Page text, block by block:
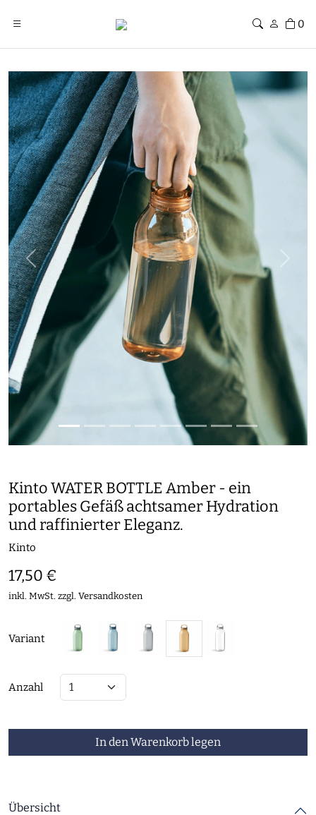
0
Previous Next
Kinto WATER BOTTLE Amber - ein
portables Gefäß achtsamer Hydration
und raffinierter Eleganz.
Kinto
17,50 €
inkl. MwSt. zzgl. Versandkosten
Variant
Anzahl
In den Warenkorb legen
Übersicht